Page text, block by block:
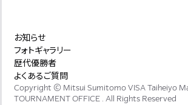
お知らせ
フォトギャラリー
歴代優勝者
よくあるご質問
Copyright © Mitsui Sumitomo VISA Taiheiyo
TOURNAMENT OFFICE . All Rights Reserved